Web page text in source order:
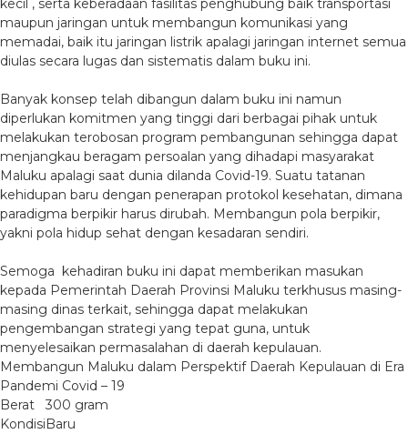
kecil , serta keberadaan fasilitas penghubung baik transportasi
maupun jaringan untuk membangun komunikasi yang
memadai, baik itu jaringan listrik apalagi jaringan internet semua
diulas secara lugas dan sistematis dalam buku ini.
Banyak konsep telah dibangun dalam buku ini namun
diperlukan komitmen yang tinggi dari berbagai pihak untuk
melakukan terobosan program pembangunan sehingga dapat
menjangkau beragam persoalan yang dihadapi masyarakat
Maluku apalagi saat dunia dilanda Covid-19. Suatu tatanan
kehidupan baru dengan penerapan protokol kesehatan, dimana
paradigma berpikir harus dirubah. Membangun pola berpikir,
yakni pola hidup sehat dengan kesadaran sendiri.
Semoga kehadiran buku ini dapat memberikan masukan
kepada Pemerintah Daerah Provinsi Maluku terkhusus masing-
masing dinas terkait, sehingga dapat melakukan
pengembangan strategi yang tepat guna, untuk
menyelesaikan permasalahan di daerah kepulauan.
Membangun Maluku dalam Perspektif Daerah Kepulauan di Era
Pandemi Covid – 19
Berat
300 gram
KondisiBaru